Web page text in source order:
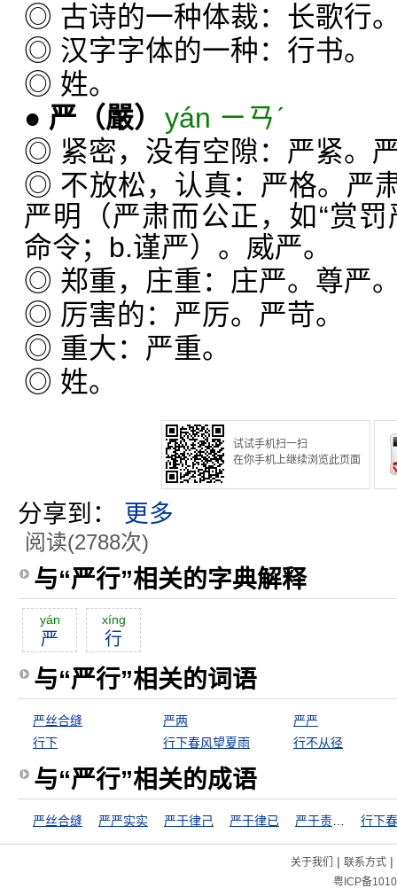
◎ 古诗的一种体裁：长歌行
◎ 汉字字体的一种：行书。
◎ 姓。
● 严 （嚴） yán ㄧㄢˊ
◎ 紧密，没有空隙：严紧。
◎ 不放松，认真：严格。严
严明（严肃而公正，如“赏
命令；b.谨严）。威严。
◎ 郑重，庄重：庄严。尊严
◎ 厉害的：严厉。严苛。
◎ 重大：严重。
◎ 姓。
试试手机扫一扫
在你手机上继续浏览此页面
分享到： 更多
阅读(2788次)
与“严行”相关的字典解释
yán
严
xíng
行
与“严行”相关的词语
严丝合缝 严两
严严
行下
行下春风望夏雨 行不从径
与“严行”相关的成语
严丝合缝 严严实实 严于律己 严于律已
关于我们 | 联系方式|
粤ICP备